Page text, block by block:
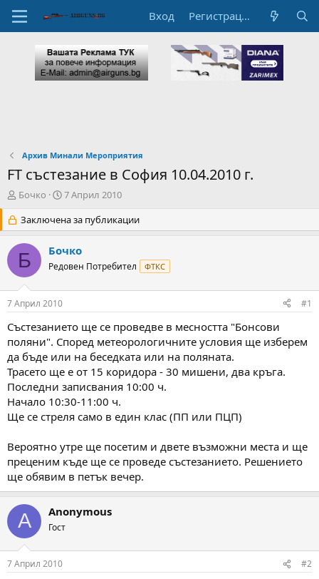
Вход Регистрация
Архив Минали Мероприятия
FT състезание в София 10.04.2010 г.
А
т
о
р
н
а
м
а
т
а
Бочко
Н
ч
а
н
а
т
а
7 Април 2010
Заключена за публикации
Б Бочко
Редовен Потребител ФТКС
7 Април 2010 #1
Състезанието ще се проведве в месността "Бонсови
поляни". Според метеорологичните условия ще изберем
да бъде или на беседката или на поляната.
Трасето ще е от 15 коридора - 30 мишени, два кръга.
Последни записвания 10:00 ч.
Начало 10:30-11:00 ч.
Ще се стреля само в един клас (ПП или ПЦП)
Вероятно утре ще посетим и двете възможни места и ще
преценим къде ще се проведе състезанието. Решението
ще обявим в петък вечер.
A Anonymous
Гост
7 Април 2010 #2